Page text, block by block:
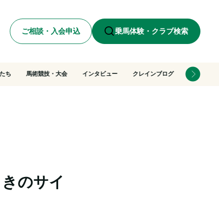
ご相談・入会申込 乗馬体験・クラブ検索
ち 馬術競技・大会 インタビュー クレインブログ
のサイ